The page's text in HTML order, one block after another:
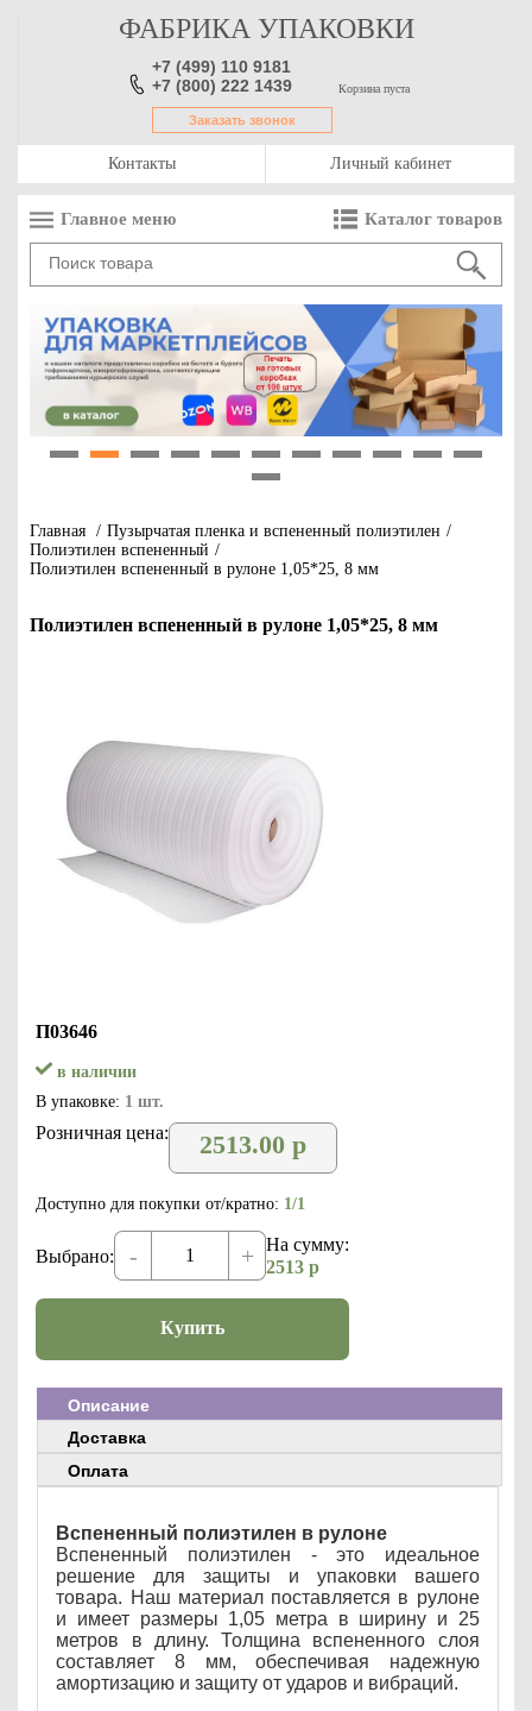
ФАБРИКА УПАКОВКИ
+7 (499) 110 9181
+7 (800) 222 1439
Заказать звонок
Корзина пуста
Контакты Личный кабинет
Главное меню Каталог товаров
Главная / Пузырчатая пленка и вспененный полиэтилен /
Полиэтилен вспененный /
Полиэтилен вспененный в рулоне 1,05*25, 8 мм
Полиэтилен вспененный в рулоне 1,05*25, 8 мм
П03646
в наличии
В упаковке: 1 шт.
Розничная цена: 2513.00 р
Доступно для покупки от/кратно: 1/1
Выбрано: - +
На сумму:
2513 р
Купить
Описание
Доставка
Оплата
Вспененный полиэтилен в рулоне
Вспененный полиэтилен - это идеальное
решение для защиты и упаковки вашего
товара. Наш материал поставляется в рулоне
и имеет размеры 1,05 метра в ширину и 25
метров в длину. Толщина вспененного слоя
составляет 8 мм, обеспечивая надежную
амортизацию и защиту от ударов и вибраций.